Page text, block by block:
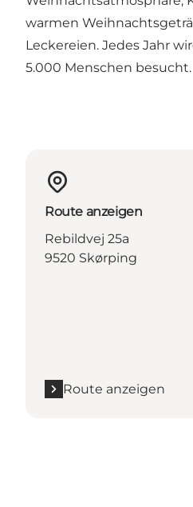
warmen
Leckereien. Jedes Jahr
5.000 Menschen besucht.
Route anzeigen
Rebildvej 25a
9520 Skørping
Route anzeigen